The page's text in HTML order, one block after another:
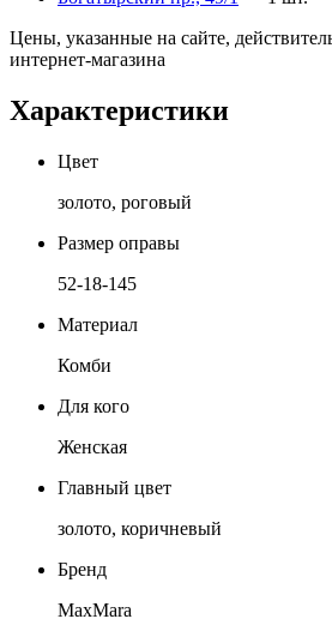
Цены, указанные на сайте,
интернет-магазина
Характеристики
Цвет
золото, роговый
Размер оправы
52-18-145
Материал
Комби
Для кого
Женская
Главный цвет
золото, коричневый
Бренд
MaxMara